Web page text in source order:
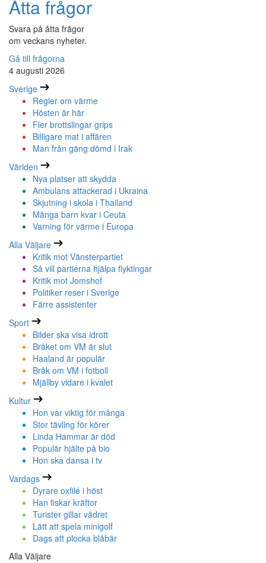
Åtta frågor
Svara på åtta frågor
om veckans nyheter.
Gå till frågorna
4 augusti 2026
Sverige
Regler om värme
Hösten är här
Fler brottslingar grips
Billigare mat i affären
Man från gäng dömd i Irak
Världen
Nya platser att skydda
Ambulans attackerad i Ukraina
Skjutning i skola i Thailand
Många barn kvar i Ceuta
Varning för värme i Europa
Alla Väljare
Kritik mot Vänsterpartiet
Så vill partierna hjälpa flyktingar
Kritik mot Jomshof
Politiker reser i Sverige
Färre assistenter
Sport
Bilder ska visa idrott
Bråket om VM är slut
Haaland är populär
Bråk om VM i fotboll
Mjällby vidare i kvalet
Kultur
Hon var viktig för många
Stor tävling för körer
Linda Hammar är död
Populär hjälte på bio
Hon ska dansa i tv
Vardags
Dyrare oxfilé i höst
Han fiskar kräftor
Turister gillar vädret
Lätt att spela minigolf
Dags att plocka blåbär
Alla Väljare